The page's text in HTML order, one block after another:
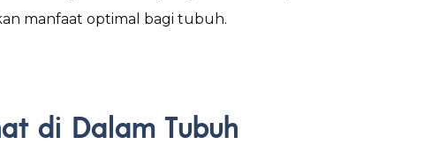
manfaat optimal bagi tubuh.
di Dalam Tubuh